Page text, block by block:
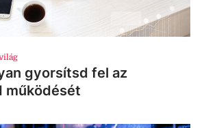
gyorsítsd fel az
működését